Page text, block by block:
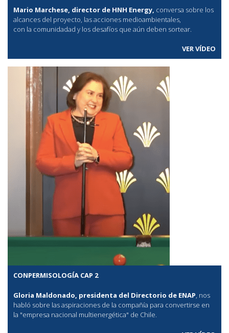
Mario Marchese, director de HNH Energy, conversa sobre los
alcances del proyecto, las acciones medioambientales,
con la comunidadad y los desafíos que aún deben sortear.
VER VÍDEO
CONPERMISOLOGÍA CAP 2
Gloria Maldonado, presidenta del Directorio de ENAP, nos
habló sobre las aspiraciones de la compañía para convertirse en
la "empresa nacional multienergética" de Chile.